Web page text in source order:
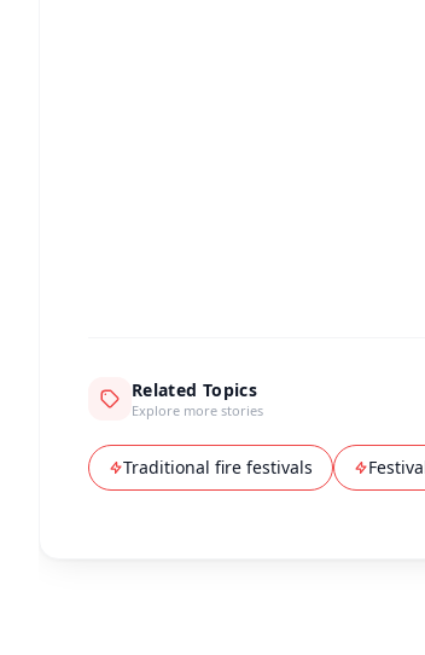
Related Topics
Explore more stories
Traditional fire festivals